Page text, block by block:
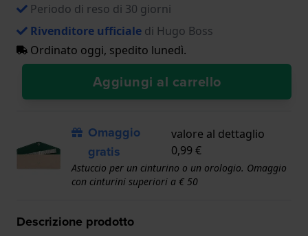
Periodo di reso di 30 giorni
Rivenditore ufficiale di Hugo Boss
Ordinato oggi, spedito lunedì.
Aggiungi al carrello
Omaggio
gratis
valore al dettaglio
0,99 €
Astuccio per un cinturino o un orologio. Omaggio
con cinturini superiori a € 50
Descrizione prodotto